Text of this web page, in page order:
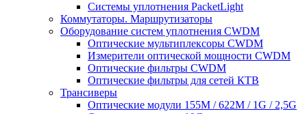
Системы уплотнения PacketLight
Коммутаторы. Маршрутизаторы
Оборудование систем уплотнения CWDM
Оптические мультиплексоры CWDM
Измерители оптической мощности CWDM
Оптические фильтры CWDM
Оптические фильтры для сетей КТВ
Трансиверы
Оптические модули 155M / 622M / 1G / 2,5G